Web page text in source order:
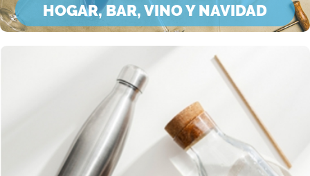
HOGAR, BAR, VINO Y NAVIDAD